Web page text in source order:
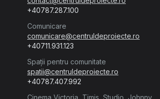
+40787.287.100
Comunicare
comunicare@centruldeproiecte.ro
+40711.931.123
Spații pentru comunitate
spatii@centruldeproiecte.ro
+40787.407.992
Cinema Victoria, Timiș, Studio, Johnny